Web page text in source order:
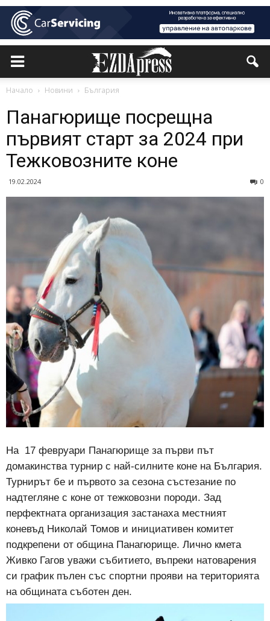
Начало Новини България
Панагюрище посрещна
първият старт за 2024 при
Тежковозните коне
19.02.2024 0
На 17 февруари Панагюрище за първи път
домакинства турнир с най-силните коне на България.
Турнирът бе и първото за сезона състезание по
надтегляне с коне от тежковозни породи. Зад
перфектната организация застанаха местният
коневъд Николай Томов и инициативен комитет
подкрепени от община Панагюрище. Лично кмета
Живко Гагов уважи събитието, въпреки натоварения
си график пълен със спортни прояви на територията
на общината съботен ден.